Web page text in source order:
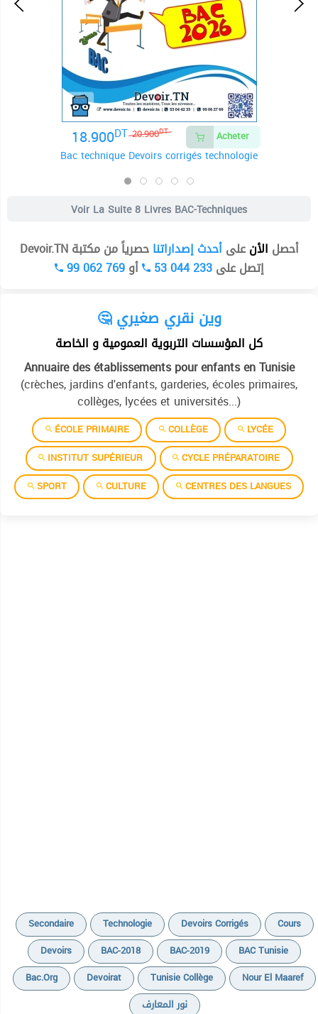
20.900DT
18.900DT Acheter
Bac technique Devoirs corrigés technologie
Voir La Suite8 Livres BAC-Techniques
أحصل الأنعلىأحدث إصداراتناحصرياً من مكتبة Devoir.TN
إتصل على53 044 233 أو99 062 769
🤔 وين نقري صغيري
كل المؤسسات التربوية العمومية و الخاصة
Annuaire des établissements pour enfants en Tunisie
(crèches, jardins d'enfants, garderies, écoles primaires,
collèges, lycées et universités...)
ÉCOLE PRIMAIRE COLLÈGE
LYCÉE
INSTITUT SUPÉRIEUR
CYCLE PRÉPARATOIRE
SPORT
CULTURE CENTRES DES LANGUES
Secondaire Technologie Devoirs Corrigés
Cours
Devoirs
BAC-2018 BAC-2019
BAC Tunisie
Bac.org
Devoirat Tunisie Collège
Nour El Maaref
نور المعارف
Cours
Devoirs